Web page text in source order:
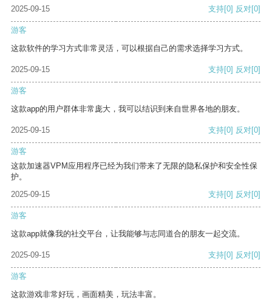
2025-09-15
支持[0] 反对[0]
游客
这款软件的学习方式非常灵活，可以根据自己的需求选择学习方式。
2025-09-15 支持[0] 反对[0]
游客
这款app的用户群体非常庞大，我可以结识到来自世界各地的朋友。
2025-09-15 支持[0] 反对[0]
游客
这款加速器VPM应用程序已经为我们带来了无限的隐私保护和安全性保
护。
2025-09-15
支持[0] 反对[0]
游客
这款app就像我的社交平台，让我能够与志同道合的朋友一起交流。
2025-09-15 支持[0] 反对[0]
游客
这款游戏非常好玩，画面精美，玩法丰富。